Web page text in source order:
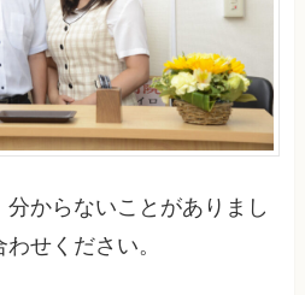
からないことがありまし
せください。